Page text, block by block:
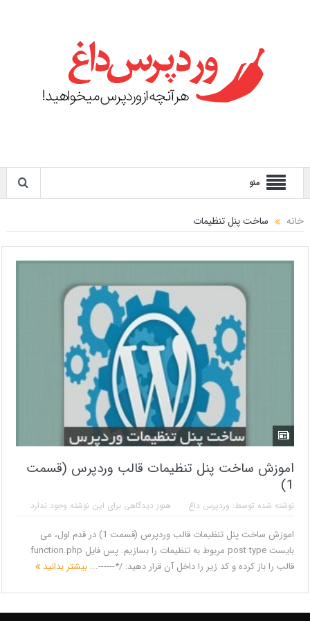
منو
خانه ساخت پنل تنظیمات
اموزش ساخت پنل تنظیمات قالب وردپرس (قسمت
1)
نوشته شده توسط: وردپرس داغ هنوز دیدگاهی برای این نوشته وجود ندارد
اموزش ساخت پنل تنظیمات قالب وردپرس (قسمت 1) در قدم اول، می
بایست post type مربوط به تنظیمات را بسازیم. پس فایل function.php
قالب را باز کرده و کد زیر را داخل آن قرار دهید: /*------... بیشتر بدانید